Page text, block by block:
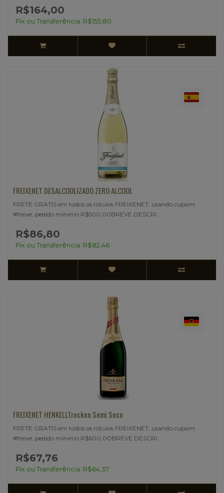
R$164,00
Pix ou Transferência: R$155,80
FREIXENET DESALCOOLIZADO ZERO ALCOOL
FRETE GRATIS em todos os rótulos FREIXENET, usando cupom
#freixe, pedido mínimo R$500,00BREVE DESCRI..
R$86,80
Pix ou Transferência: R$82,46
FREIXENET HENKELLTrocken Semi Seco
FRETE GRATIS em todos os rótulos FREIXENET, usando cupom
#freixe, pedido mínimo R$600,00BREVE DESCRI..
R$67,76
Pix ou Transferência: R$64,37